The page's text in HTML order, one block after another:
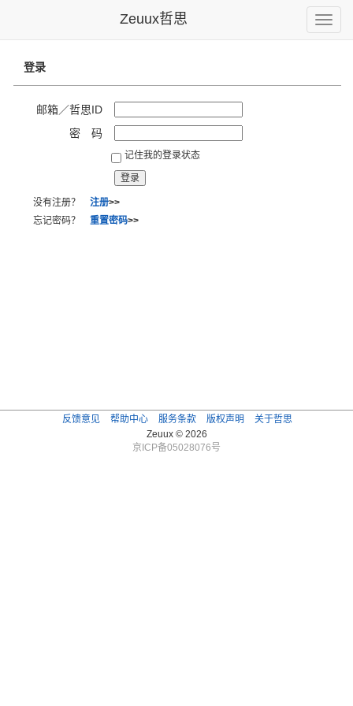
Toggle
Zeuux哲思
登录
邮箱／哲思ID
密 码
记住我的登录状态
没有注册？ 注册>>
忘记密码？ 重置密码>>
反馈意见 帮助中心 服务条款 版权声明
关于哲思
Zeuux © 2026
京ICP备05028076号